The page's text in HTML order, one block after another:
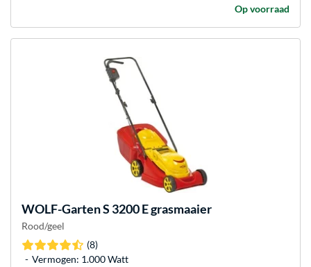
Op voorraad
WOLF-GartenS 3200 E grasmaaier
Rood/geel
(8)
Vermogen: 1.000 Watt